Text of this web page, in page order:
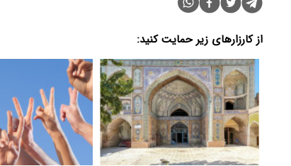
از کارزارهای زیر حمایت کنید: